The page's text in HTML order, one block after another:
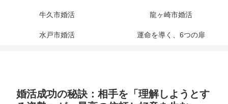
牛久市婚活 龍ヶ崎市婚活
水戸市婚活 運命を導く、6つの扉
婚活成功の秘訣：相手を「理解しようとす